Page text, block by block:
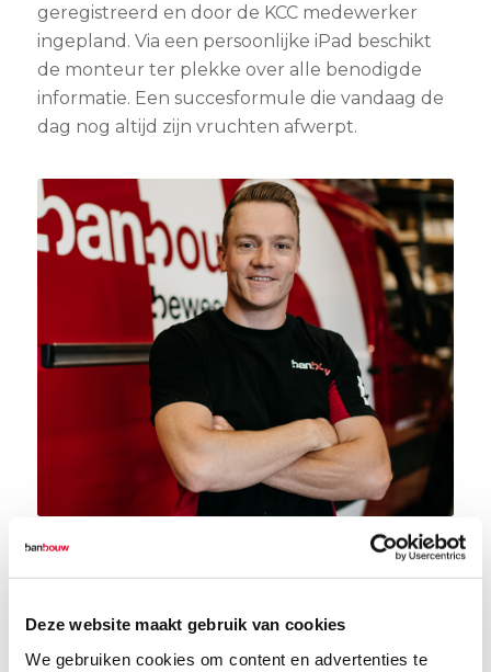
Deze website maakt gebruik van cookies
We gebruiken cookies om content en advertenties te
geregistreerd en door de KCC medewerker
ingepland. Via een persoonlijke iPad beschikt
de monteur ter plekke over alle benodigde
informatie. Een succesformule die vandaag de
dag nog altijd zijn vruchten afwerpt.